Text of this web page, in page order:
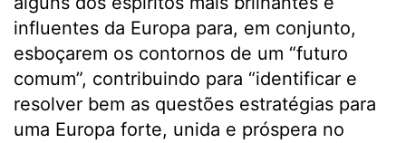
influentes da Europa para, em conjunto,
esboçarem os contornos de um “futuro
comum”, contribuindo para “identificar e
resolver bem as questões estratégias para
uma Europa forte, unida e próspera no